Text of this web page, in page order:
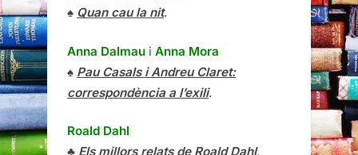
♠ Quan cau la nit.
Anna Dalmau i Anna Mora
♠ Pau Casals i Andreu Claret:
correspondència a l’exili.
Roald Dahl
♣ Els millors relats de Roald Dahl.